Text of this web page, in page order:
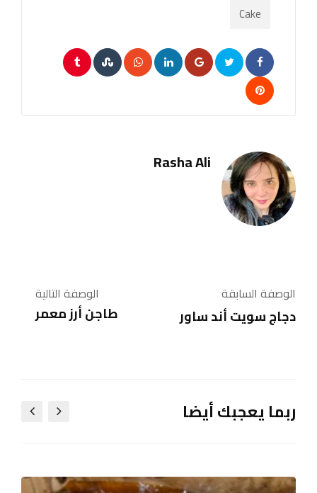
Cake
Google+
LinkedIn
Whatsapp
StumbleUpon
Tumblr
Pinterest
Rasha Ali
الوصفة السابقة
دجاج سويت أند ساور
الوصفة التالية
طاجن أرز معمر
ربما يعجبك أيضا